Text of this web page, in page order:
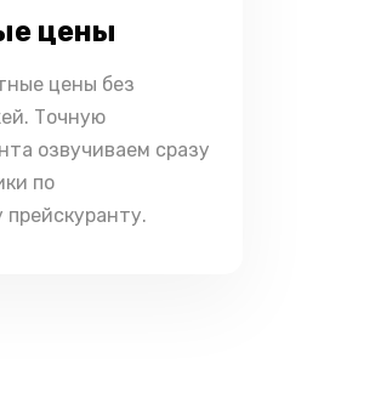
цены
цены без
Точную
озвучиваем сразу
по